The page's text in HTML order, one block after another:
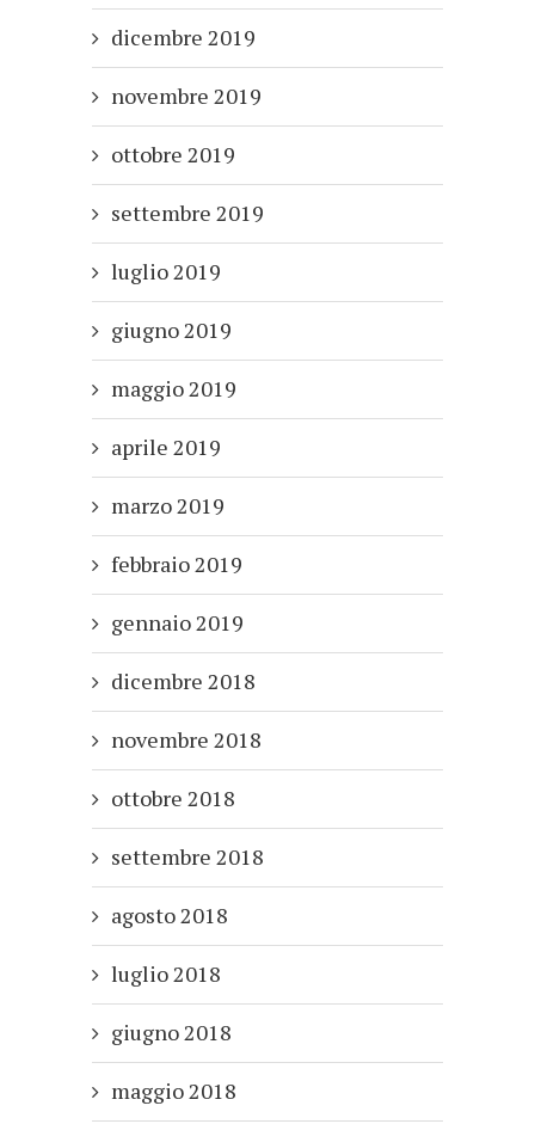
dicembre 2019
novembre 2019
ottobre 2019
settembre 2019
luglio 2019
giugno 2019
maggio 2019
aprile 2019
marzo 2019
febbraio 2019
gennaio 2019
dicembre 2018
novembre 2018
ottobre 2018
settembre 2018
agosto 2018
luglio 2018
giugno 2018
maggio 2018